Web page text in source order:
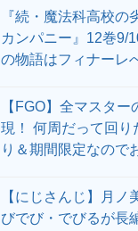
『続・魔法科高校の
カンパニー』12巻9/
の物語はフィナーレ
【FGO】全マスタ
現！ 何周だって回り
り＆期間限定なので
【にじさんじ】月
びでび・でびるが長